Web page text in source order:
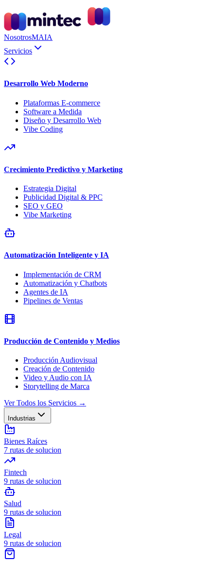
NosotrosMAIA
Servicios
Desarrollo Web Moderno
Plataformas E-commerce
Software a Medida
Diseño y Desarrollo Web
Vibe Coding
Crecimiento Predictivo y Marketing
Estrategia Digital
Publicidad Digital & PPC
SEO y GEO
Vibe Marketing
Automatización Inteligente y IA
Implementación de CRM
Automatización y Chatbots
Agentes de IA
Pipelines de Ventas
Producción de Contenido y Medios
Producción Audiovisual
Creación de Contenido
Video y Audio con IA
Storytelling de Marca
Ver Todos los Servicios →
Industrias
Bienes Raíces
7 rutas de solucion
Fintech
9 rutas de solucion
Salud
9 rutas de solucion
Legal
9 rutas de solucion